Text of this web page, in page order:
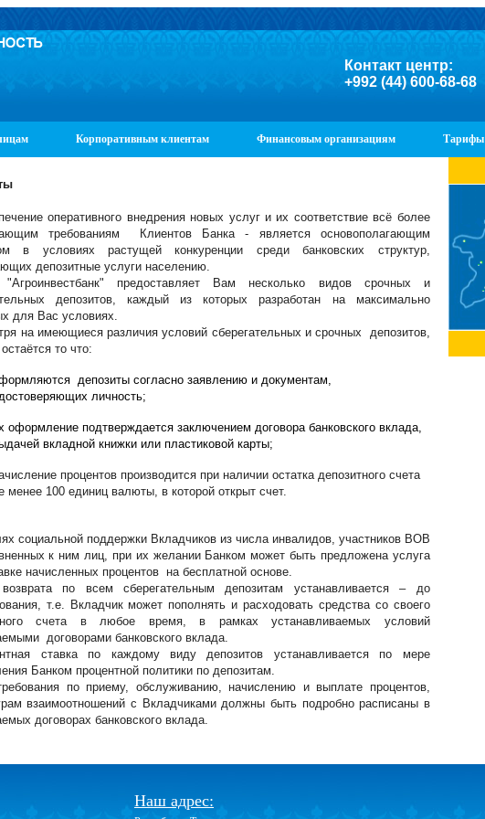
Контакт центр:
+992 (44) 600-68-68
Корпоративным клиентам Финансовым организациям Тарифы
оперативного внедрения новых услуг и их соответствие всё более
требованиям Клиентов Банка - является основополагающим
в условиях растущей конкуренции среди банковских структур,
депозитные услуги населению.
предоставляет Вам несколько видов срочных и
депозитов, каждый из которых разработан на максимально
для Вас условиях.
на имеющиеся различия условий сберегательных и срочных депозитов,
то что:
депозиты согласно заявлению и документам,
личность;
оформление подтверждается заключением договора банковского вклада,
вкладной книжки или пластиковой карты;
процентов производится при наличии остатка депозитного счета
менее 100 единиц валюты, в которой открыт счет.
социальной поддержки Вкладчиков из числа инвалидов, участников ВОВ
к ним лиц, при их желании Банком может быть предложена услуга
начисленных процентов на бесплатной основе.
по всем сберегательным депозитам устанавливается – до
т.е. Вкладчик может пополнять и расходовать средства со своего
счета в любое время, в рамках устанавливаемых условий
договорами банковского вклада.
ставка по каждому виду депозитов устанавливается по мере
Банком процентной политики по депозитам.
по приему, обслуживанию, начислению и выплате процентов,
взаимоотношений с Вкладчиками должны быть подробно расписаны в
договорах банковского вклада.
Наш адрес: